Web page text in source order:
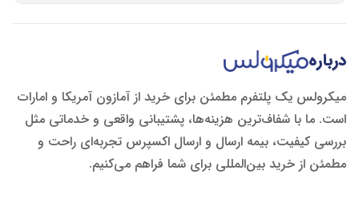
درباره
میکرولس یک پلتفرم مطمئن برای خرید از آمازون آمریکا و امارات
است. ما با شفاف‌ترین هزینه‌ها، پشتیبانی واقعی و خدماتی مثل
بررسی کیفیت، بیمه ارسال و ارسال اکسپرس تجربه‌ای راحت و
مطمئن از خرید بین‌المللی برای شما فراهم می‌کنیم.